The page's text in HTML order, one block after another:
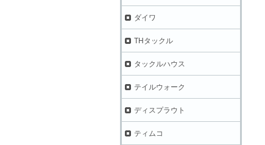
ダイワ
THタックル
タックルハウス
テイルウォーク
ディスプラウト
ティムコ